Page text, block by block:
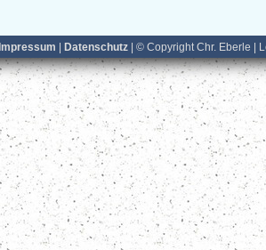
Impressum Datenschutz | © Copyright Chr. Eberle |